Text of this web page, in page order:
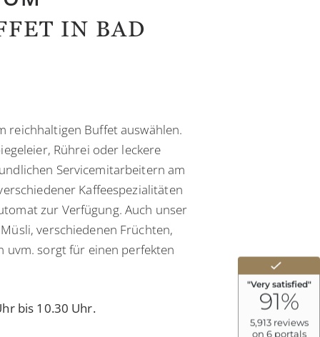
IN BAD
reichhaltigen Buffet auswählen.
Rührei oder leckere
Servicemitarbeitern am
Kaffeespezialitäten
zur Verfügung. Auch unser
verschiedenen Früchten,
uvm. sorgt für einen perfekten
bis 10.30 Uhr.